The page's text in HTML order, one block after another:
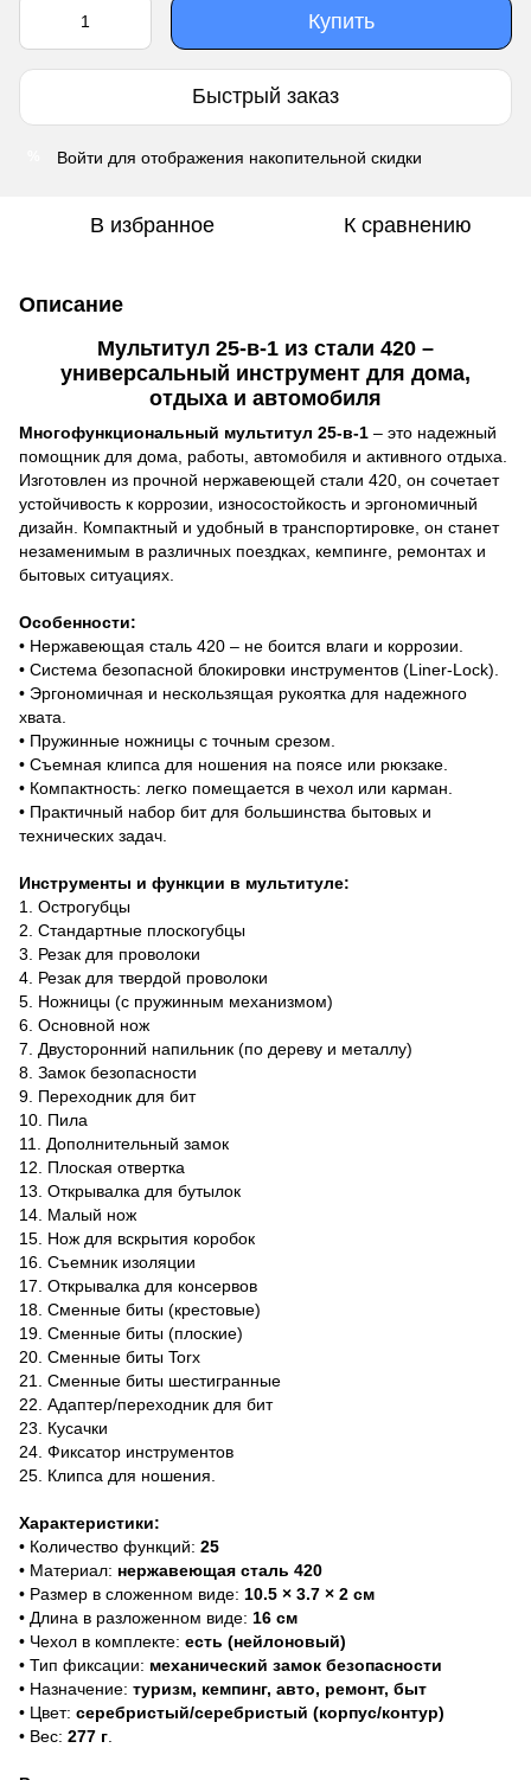
Купить
Быстрый заказ
Войти для отображения накопительной скидки
В избранное К сравнению
Описание
Мультитул 25-в-1 из стали 420 –
универсальный инструмент для дома,
отдыха и автомобиля
Многофункциональный мультитул 25-в-1 – это надежный
помощник для дома, работы, автомобиля и активного отдыха.
Изготовлен из прочной нержавеющей стали 420, он сочетает
устойчивость к коррозии, износостойкость и эргономичный
дизайн. Компактный и удобный в транспортировке, он станет
незаменимым в различных поездках, кемпинге, ремонтах и
бытовых ситуациях.
Особенности:
• Нержавеющая сталь 420 – не боится влаги и коррозии.
• Система безопасной блокировки инструментов (Liner-Lock).
• Эргономичная и нескользящая рукоятка для надежного
хвата.
• Пружинные ножницы с точным срезом.
• Съемная клипса для ношения на поясе или рюкзаке.
• Компактность: легко помещается в чехол или карман.
• Практичный набор бит для большинства бытовых и
технических задач.
Инструменты и функции в мультитуле:
1. Острогубцы
2. Стандартные плоскогубцы
3. Резак для проволоки
4. Резак для твердой проволоки
5. Ножницы (с пружинным механизмом)
6. Основной нож
7. Двусторонний напильник (по дереву и металлу)
8. Замок безопасности
9. Переходник для бит
10. Пила
11. Дополнительный замок
12. Плоская отвертка
13. Открывалка для бутылок
14. Малый нож
15. Нож для вскрытия коробок
16. Съемник изоляции
17. Открывалка для консервов
18. Сменные биты (крестовые)
19. Сменные биты (плоские)
20. Сменные биты Torx
21. Сменные биты шестигранные
22. Адаптер/переходник для бит
23. Кусачки
24. Фиксатор инструментов
25. Клипса для ношения.
Характеристики:
• Количество функций: 25
• Материал: нержавеющая сталь 420
• Размер в сложенном виде: 10.5 × 3.7 × 2 см
• Длина в разложенном виде: 16 см
• Чехол в комплекте: есть (нейлоновый)
• Тип фиксации: механический замок безопасности
• Назначение: туризм, кемпинг, авто, ремонт, быт
• Цвет: серебристый/серебристый (корпус/контур)
• Вес: 277 г